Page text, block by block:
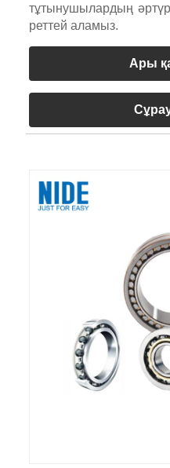
тұтынушылардың
реттей аламыз.
Ары